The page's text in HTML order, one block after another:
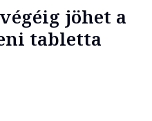
jöhet a
tabletta